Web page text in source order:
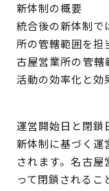
新体制の概要
統合後の新体制で
所の管轄範囲を担
古屋営業所の管轄
活動の効率化と効
運営開始日と閉鎖
新体制に基づく
されます。名古
って閉鎖されるこ